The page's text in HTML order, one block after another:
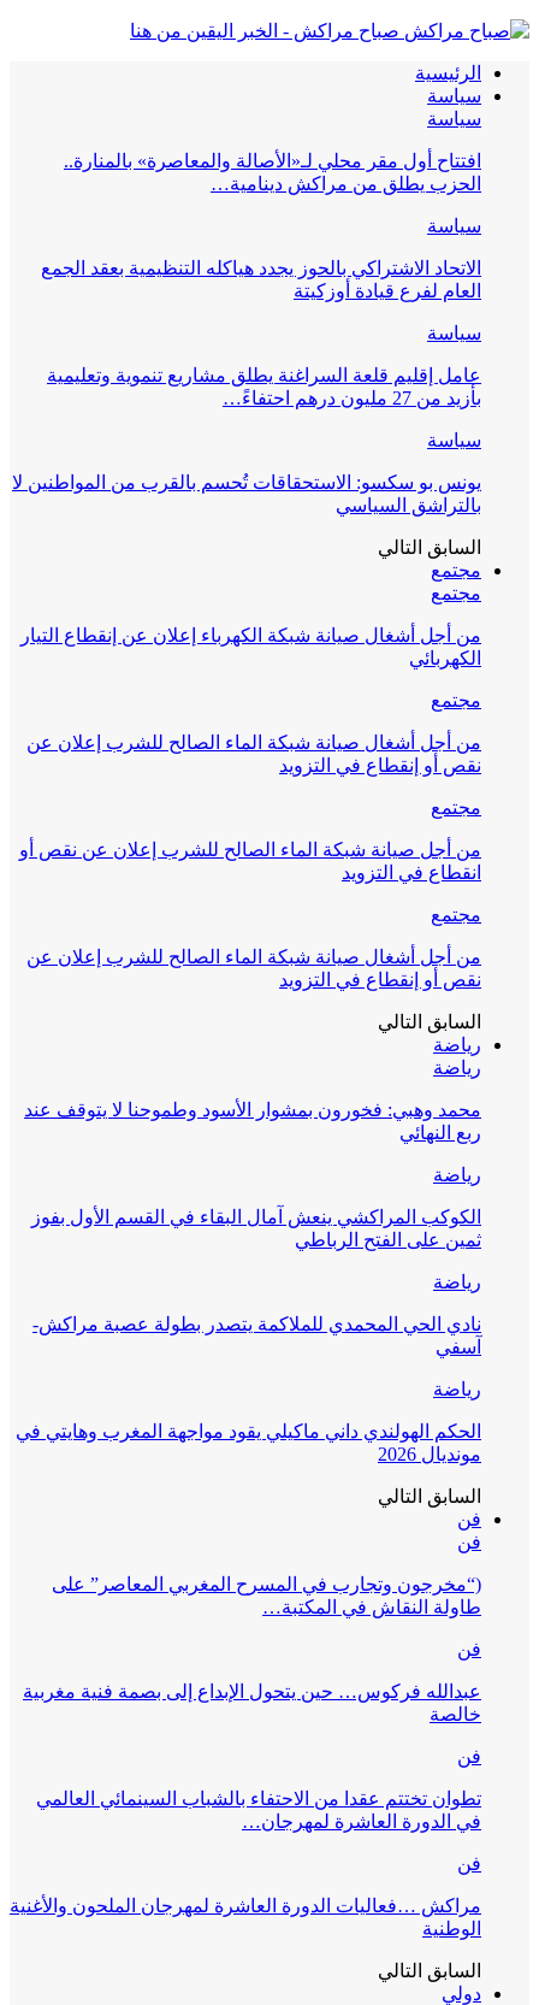
صباح مراكش - الخبر اليقين من هنا
الرئيسية
سياسة
سياسة
افتتاح أول مقر محلي لـ«الأصالة والمعاصرة» بالمنارة..
الحزب يطلق من مراكش دينامية…
سياسة
الاتحاد الاشتراكي بالحوز يجدد هياكله التنظيمية بعقد الجمع
العام لفرع قيادة أوزكيتة
سياسة
عامل إقليم قلعة السراغنة يطلق مشاريع تنموية وتعليمية
بأزيد من 27 مليون درهم احتفاءً…
سياسة
يونس بو سكسو: الاستحقاقات تُحسم بالقرب من المواطنين لا
بالتراشق السياسي
السابق التالي
مجتمع
مجتمع
من أجل أشغال صيانة شبكة الكهرباء إعلان عن إنقطاع التيار
الكهربائي
مجتمع
من أجل أشغال صيانة شبكة الماء الصالح للشرب إعلان عن
نقص أو إنقطاع في التزويد
مجتمع
من أجل صيانة شبكة الماء الصالح للشرب إعلان عن نقص أو
انقطاع في التزويد
مجتمع
من أجل أشغال صيانة شبكة الماء الصالح للشرب إعلان عن
نقص أو إنقطاع في التزويد
السابق التالي
رياضة
رياضة
محمد وهبي: فخورون بمشوار الأسود وطموحنا لا يتوقف عند
ربع النهائي
رياضة
الكوكب المراكشي ينعش آمال البقاء في القسم الأول بفوز
ثمين على الفتح الرباطي
رياضة
نادي الحي المحمدي للملاكمة يتصدر بطولة عصبة مراكش-
آسفي
رياضة
الحكم الهولندي داني ماكيلي يقود مواجهة المغرب وهايتي في
مونديال 2026
السابق التالي
فن
فن
(“مخرجون وتجارب في المسرح المغربي المعاصر” على
طاولة النقاش في المكتبة…
فن
عبدالله فركوس… حين يتحول الإبداع إلى بصمة فنية مغربية
خالصة
فن
تطوان تختتم عقدا من الاحتفاء بالشباب السينمائي العالمي
في الدورة العاشرة لمهرجان…
فن
مراكش …فعاليات الدورة العاشرة لمهرجان الملحون والأغنية
الوطنية
السابق التالي
دولي